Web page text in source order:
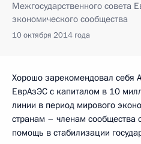
Межгосударственного совета
экономического сообщества
10 октября 2014 года
Хорошо зарекомендовал себя
ЕврАзЭС с капиталом в 10
линии в период мирового
странам – членам сообщества
помощь в стабилизации